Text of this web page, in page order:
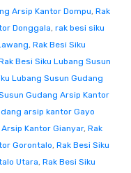
Arsip Kantor Dompu, Rak
Donggala, rak besi siku
, Rak Besi Siku
Besi Siku Lubang Susun
Lubang Susun Gudang
Gudang Arsip Kantor
arsip kantor Gayo
Kantor Gianyar, Rak
Gorontalo, Rak Besi Siku
Utara, Rak Besi Siku